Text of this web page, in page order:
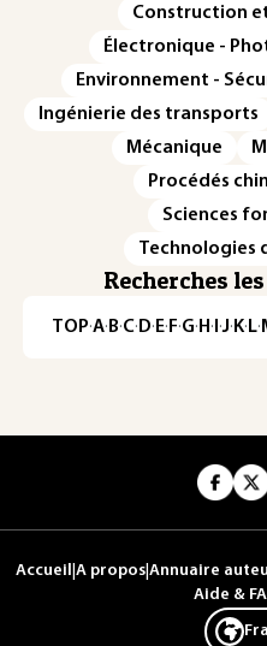
Construction
Électronique -
Environnement -
Ingénierie des transports
Mécanique
Procédés
Sciences
Technologies
Recherches
TOP·A·B·C· D· E· F·G· H · ·J· K· L·
Accueil A propos Annuaire
Aide &